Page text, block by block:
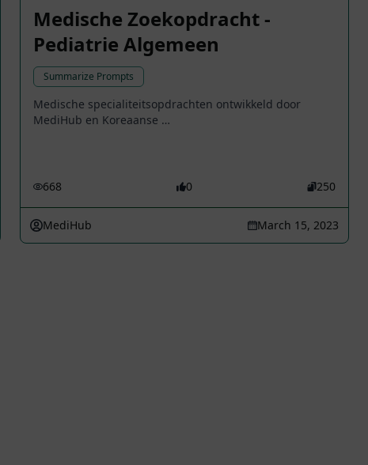
Medische Zoekopdracht -
Pediatrie Algemeen
Summarize Prompts
Medische specialiteitsopdrachten ontwikkeld door
MediHub en Koreaanse …
668 0 250
MediHub March 15, 2023